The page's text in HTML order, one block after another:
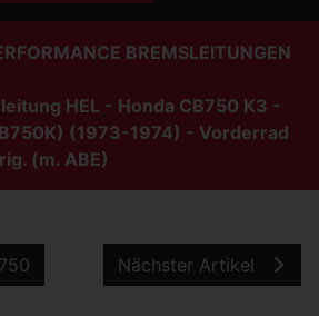
BREMSLEITUNGEN
HEL - Honda CB750 K3 -
(1973-1974) - Vorderrad
(m. ABE)
Nächster Artikel